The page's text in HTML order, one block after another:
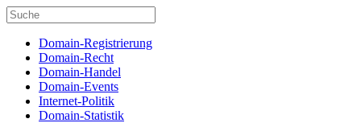
Domain-Registrierung
Domain-Recht
Domain-Handel
Domain-Events
Internet-Politik
Domain-Statistik